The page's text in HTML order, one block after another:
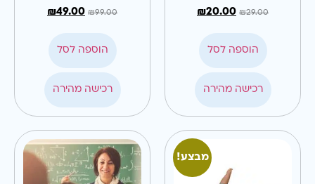
₪29.00
₪20.00
הוספה לסל
רכישה מהירה
₪99.00
₪49.00
הוספה לסל
רכישה מהירה
מבצע!